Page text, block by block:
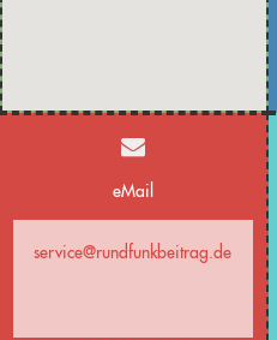
eMail
service@rundfunkbeitrag.de